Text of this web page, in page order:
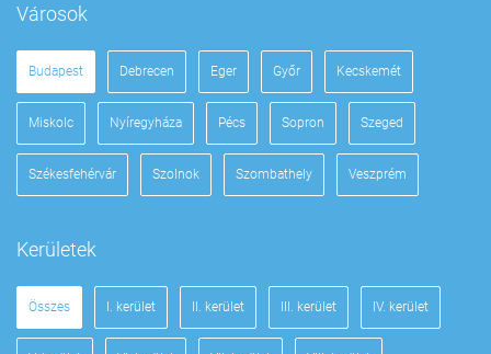
Városok
Budapest Debrecen Eger Győr Kecskemét
Miskolc Nyíregyháza Pécs Sopron Szeged
Székesfehérvár Szolnok Szombathely Veszprém
Kerületek
Összes I. kerület II. kerület III. kerület IV. kerület